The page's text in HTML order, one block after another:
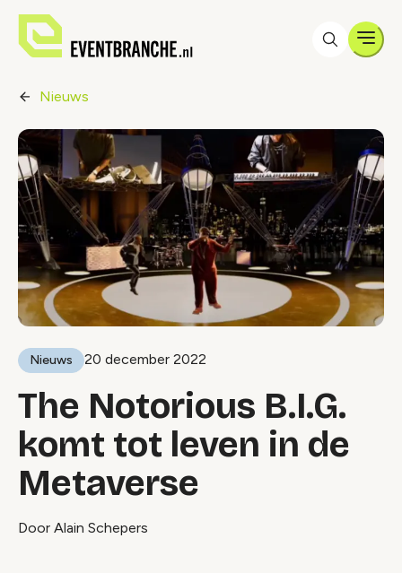
Nieuws
Nieuws 20 december 2022
The Notorious B.I.G.
komt tot leven in de
Metaverse
Door Alain Schepers